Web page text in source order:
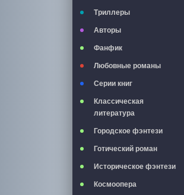
Триллеры
Авторы
Фанфик
Любовные романы
Серии книг
Классическая
литература
Городское фэнтези
Готический роман
Историческое фэнтези
Космоопера